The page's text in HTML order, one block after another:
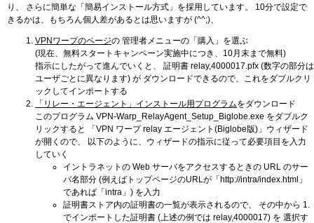
り、 さらに簡単な「簡易インストール方式」を採用しています。 10分で設定で
きるかは、もちろん個人差があるとは思いますが (^^;)、
VPNワープのページの 管理者メニューの「購入」を選ぶ
(現在、無料スタートキャンペーン実施中につき、10月末まで無料)
指示にしたがって進んでいくと、 証明書 relay,4000017.pfx (数字の部分は
ユーザごとに異なります) が ダウンロードできるので、これをダブルクリ
ックしてインポートする
「リレー・エージェント」インストール用プログラムをダウンロード
このプログラム VPN-Warp_RelayAgent_Setup_Biglobe.exe をダブルク
リックすると 「VPN ワープ relay エージェント(Biglobe版)」ウィザード
が開くので、 以下のように、ウィザードの指示に従って必要項目を入力
していく
イントラネットの Web サーバをアクセスするときの URL のサー
バ名部分 (例えばトップページのURLが「http://intra/index.html」
であれば「intra」) を入力
証明書ストア内の証明書の一覧が表示されるので、 その中から 1.
でインポートした証明書 (上述の例では relay,4000017) を 選択す